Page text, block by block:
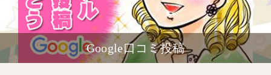
Google口コミ投稿